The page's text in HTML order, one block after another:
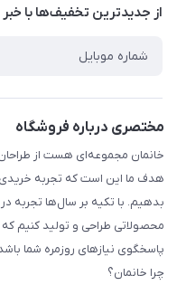
درباره ما
راهنما
از جدید‌ترین تخفیف‌ها با‌
مختصری درباره فروشگاه
خانمان مجموعه‌ای هست از
هدف ما این است که تجربه
بدهیم. با تکیه بر سال‌ها تجربه
محصولاتی طراحی و تولید کنیم که
پاسخگوی نیازهای روزمره شما
چرا خانمان؟